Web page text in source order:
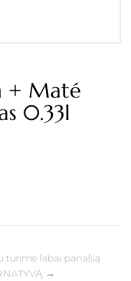
+ Maté
0.33l
turime labai panašią
→